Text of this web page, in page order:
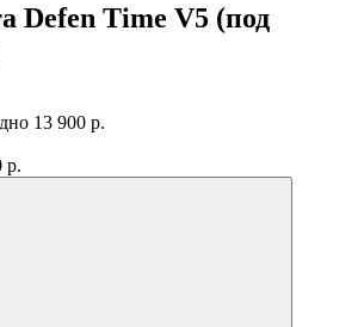
Defen Time V5 (под
13 900 р.
р.